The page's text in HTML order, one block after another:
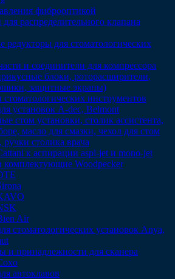
фиброоптикой
распределительного клапана
редукторы для стоматологических
и соединители для компрессора
блоки, роторасширители,
защитные экраны)
стоматологических инструментов
установок A-dec, Belmont
стом установки, столик ассистента,
масло для смазки, чехол для стом
ручки столика врача
к аспирации aspi-jet и mono-jet
комплектующие Woodpecker
Air
стоматологических установок Anya,
и принадлежности для сканера
автоклавов